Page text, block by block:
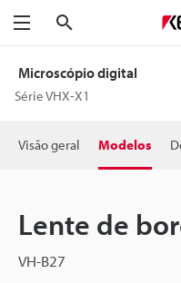
Menu
Microscópio digital
Série VHX-X1
Visão geral Modelos
Lente de
VH-B27